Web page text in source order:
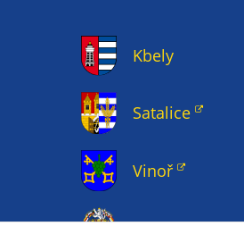
Kbely
Satalice
Vinoř
Magistrát HMP